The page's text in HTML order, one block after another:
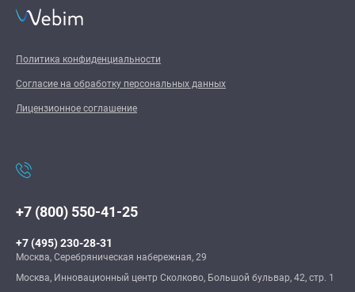
Политика конфиденциальности
Согласие на обработку персональных данных
Лицензионное соглашение
+7 (800) 550-41-25
+7 (495) 230-28-31
Москва, Серебряническая набережная, 29
Москва, Инновационный центр Сколково, Большой бульвар, 42, стр. 1